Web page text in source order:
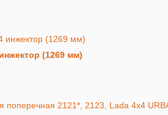
(1269 мм)